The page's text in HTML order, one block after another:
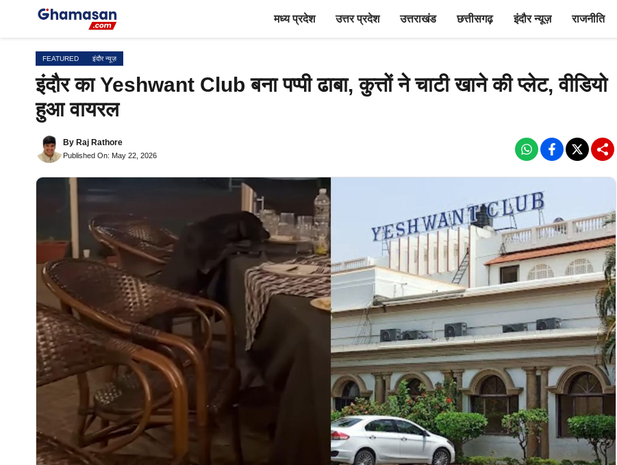
मध्य प्रदेश उत्तर प्रदेश उत्तराखंड छत्तीसगढ़ इंदौर न्यूज़ राजनीति
FEATURED इंदौर न्यूज़
इंदौर का Yeshwant Club बना पप्पी ढाबा, कुत्तों ने चाटी खाने की प्लेट, वीडियो
हुआ वायरल
By Raj Rathore
Published On: May 22, 2026